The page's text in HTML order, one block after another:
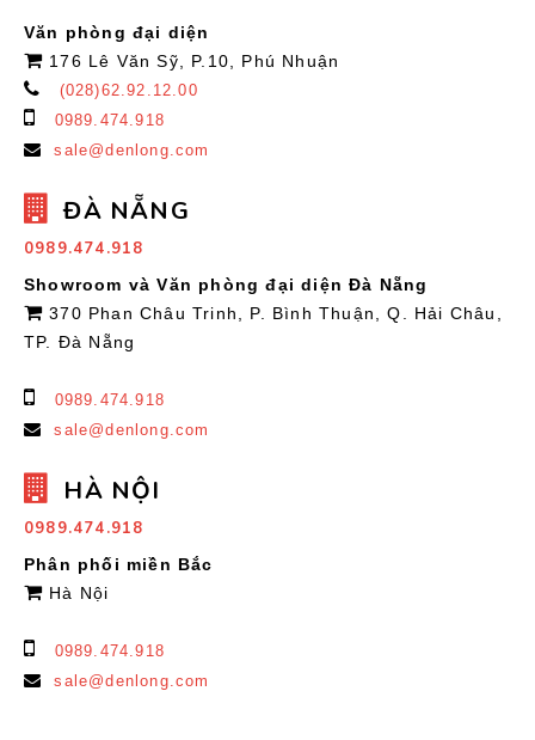
Văn phòng đại diện
176 Lê Văn Sỹ, P.10, Phú Nhuận
(028)62.92.12.00
0989.474.918
sale@denlong.com
ĐÀ NẴNG
0989.474.918
Showroom và Văn phòng đại diện Đà Nẵng
370 Phan Châu Trinh, P. Bình Thuận, Q. Hải Châu,
TP. Đà Nẵng
0989.474.918
sale@denlong.com
HÀ NỘI
0989.474.918
Phân phối miền Bắc
Hà Nội
0989.474.918
sale@denlong.com